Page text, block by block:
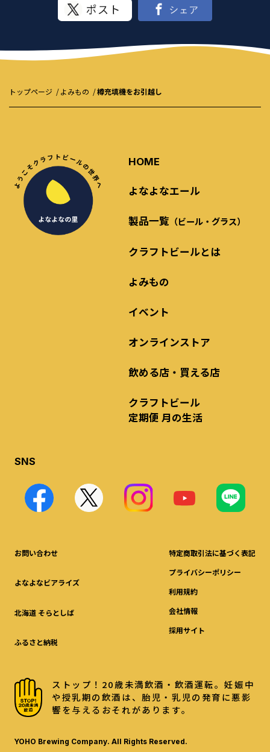
トップページ よみもの 樽充填機をお引越し
HOME
よなよなエール
製品一覧 （ビール・グラス）
クラフトビールとは
よみもの
イベント
オンラインストア
飲める店・買える店
クラフトビール
定期便 月の生活
SNS
お問い合わせ
よなよなビアライズ
北海道 そらとしば
ふるさと納税
特定商取引法に基づく表記
プライバシーポリシー
利用規約
会社情報
採用サイト
ストップ！20歳未満飲酒・飲酒運転。妊娠中
や授乳期の飲酒は、胎児・乳児の発育に悪影
響を与えるおそれがあります。
YOHO Brewing Company. All Rights Reserved.